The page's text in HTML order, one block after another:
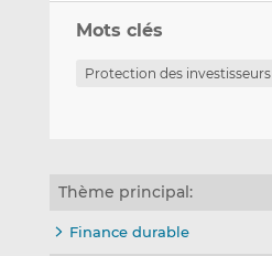
Mots clés
Protection des investisseurs
Thème principal:
Finance durable